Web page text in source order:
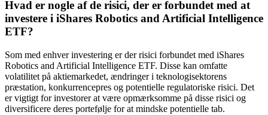
Hvad er nogle af de risici, der er forbundet med at
investere i iShares Robotics and Artificial Intelligence
ETF?
Som med enhver investering er der risici forbundet med iShares
Robotics and Artificial Intelligence ETF. Disse kan omfatte
volatilitet på aktiemarkedet, ændringer i teknologisektorens
præstation, konkurrencepres og potentielle regulatoriske risici. Det
er vigtigt for investorer at være opmærksomme på disse risici og
diversificere deres portefølje for at mindske potentielle tab.